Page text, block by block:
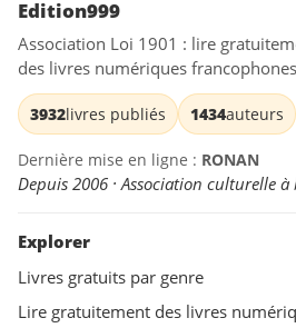
Edition999
Association Loi 1901 : lire
des livres numériques
3932livres publiés 1434auteurs
Dernière mise en ligne : RONAN
Depuis 2006 · Association culturelle
Explorer
Livres gratuits par genre
Lire gratuitement des livres